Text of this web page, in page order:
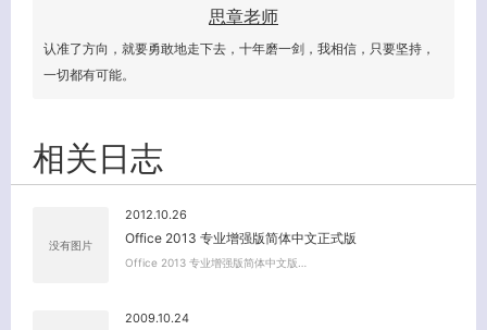
思章老师
认准了方向，就要勇敢地走下去，十年磨一剑，我相信，只要坚持，
一切都有可能。
相关日志
没有图片
2012.10.26
Office 2013 专业增强版简体中文正式版
Office 2013 专业增强版简体中文版…
2009.10.24